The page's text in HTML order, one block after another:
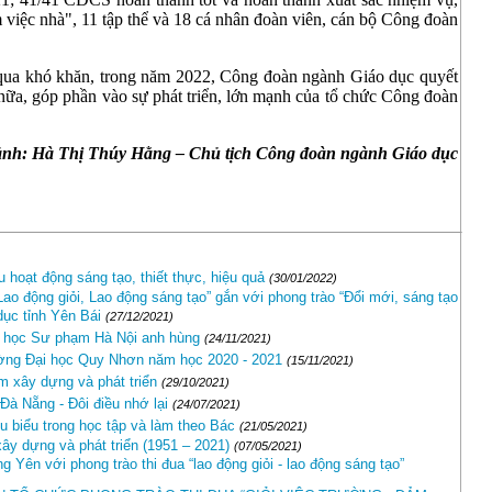
nhà", 11 tập thể và 18 cá nhân đoàn viên, cán bộ Công đoàn
khó khăn, trong năm 2022, Công đoàn ngành Giáo dục quyết
góp phần vào sự phát triển, lớn mạnh của tổ chức Công đoàn
Hà Thị Thúy Hằng – Chủ tịch Công đoàn ngành Giáo dục
hoạt động sáng tạo, thiết thực, hiệu quả (30/01/2022)
động giỏi, Lao động sáng tạo” gắn với phong trào “Đổi mới, sáng tạo
tỉnh Yên Bái (27/12/2021)
Sư phạm Hà Nội anh hùng (24/11/2021)
Đại học Quy Nhơn năm học 2020 - 2021 (15/11/2021)
xây dựng và phát triển (29/10/2021)
Nẵng - Đôi điều nhớ lại (24/07/2021)
biểu trong học tập và làm theo Bác (21/05/2021)
dựng và phát triển (1951 – 2021) (07/05/2021)
với phong trào thi đua “lao động giỏi - lao động sáng tạo”